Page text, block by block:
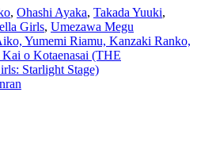
, Ohashi Ayaka, Takada Yuuki,
Girls, Umezawa Megu
Yumemi Riamu, Kanzaki Ranko,
o Kotaenasai (THE
Starlight Stage)